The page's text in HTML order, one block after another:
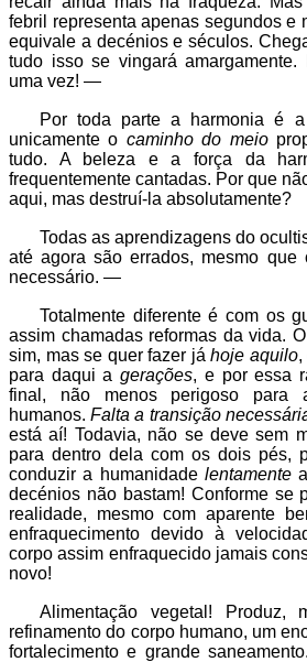
febril representa apenas segundos e
equivale a decénios e séculos.
tudo isso se vingará
uma vez! —
Por toda parte a harmonia é
unicamente o caminho do meio
tudo. A beleza e a força da
frequentemente cantadas. Por que
aqui, mas destruí-la absolutamente?
Todas as aprendizagens do
até agora são errados, mesmo
necessário. —
Totalmente diferente é com os
assim chamadas reformas da vida.
sim, mas se quer fazer jáhoje aquilo,
para daqui agerações, e por essa
final, não menos perigoso para
humanos.Falta a transição
está aí! Todavia, não se deve sem
para dentro dela com os dois pés,
conduzir a humanidade lentamente
decénios não bastam! Conforme se
realidade, mesmo com aparente
enfraquecimento devido à
corpo assim enfraquecido jamais
novo!
Alimentação vegetal! Produz,
refinamento do corpo humano, um
fortalecimento e grande